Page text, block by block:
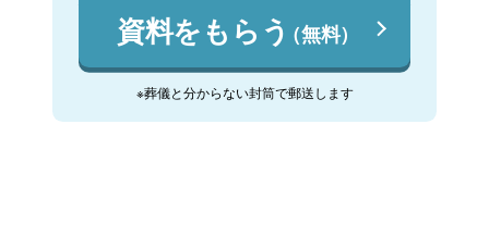
資料をもらう（無料）
※葬儀と分からない封筒で郵送します